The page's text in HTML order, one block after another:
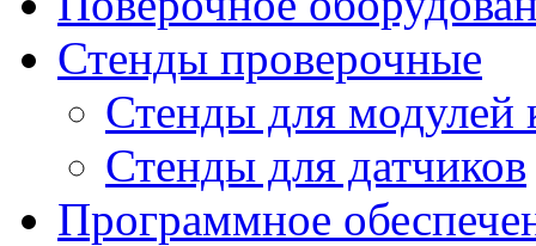
Стенды проверочные
Стенды для модулей
Стенды для датчиков
Программное